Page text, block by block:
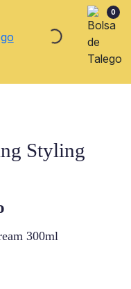
0
Styling
300ml